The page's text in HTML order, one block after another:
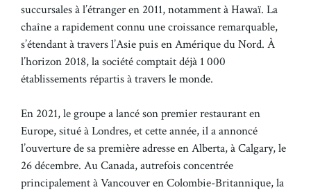
succursales à l’étranger en 2011, notamment à Hawaï. La
chaîne a rapidement connu une croissance remarquable,
s’étendant à travers l’Asie puis en Amérique du Nord. À
l’horizon 2018, la société comptait déjà 1 000
établissements répartis à travers le monde.
En 2021, le groupe a lancé son premier restaurant en
Europe, situé à Londres, et cette année, il a annoncé
l’ouverture de sa première adresse en Alberta, à Calgary, le
26 décembre. Au Canada, autrefois concentrée
principalement à Vancouver en Colombie-Britannique, la